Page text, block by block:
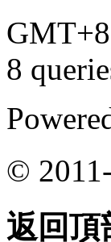
8
©
返回頂